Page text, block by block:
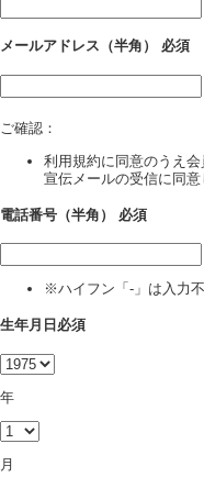
メールアドレス（半角） 必須
ご確認：
利用規約に同意のうえ
宣伝メールの受信に同意
電話番号（半角） 必須
※ハイフン「-」は入力不
生年月日 必須
年
月